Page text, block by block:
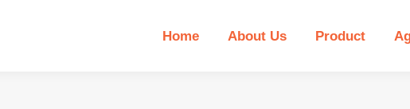
Home About Us Product